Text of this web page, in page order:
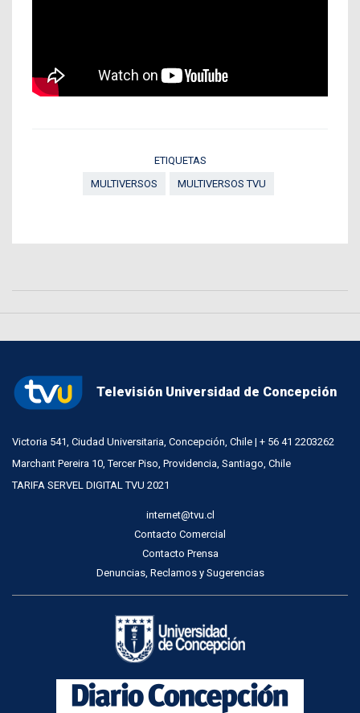
ETIQUETAS
MULTIVERSOS
MULTIVERSOS TVU
Televisión Universidad de Concepción
Victoria 541, Ciudad Universitaria, Concepción, Chile | + 56 41 2203262
Marchant Pereira 10, Tercer Piso, Providencia, Santiago, Chile
TARIFA SERVEL DIGITAL TVU 2021
internet@tvu.cl
Contacto Comercial
Contacto Prensa
Denuncias, Reclamos y Sugerencias